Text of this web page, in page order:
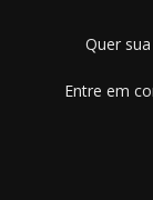
Quer
Entre em